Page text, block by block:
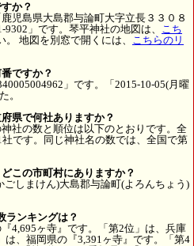
か？
児島県大島郡与論町大字立長３３０８
」です。琴平神社の地図は、 こち
。 地図を別窓で開くには、 こちらのリ
ですか？
」です。「2015-10-05(月曜
。
県で何社ありますか？
社の数と順位は以下のとおりです。全
です。同じ神社名の数では、全国で第
この市町村にありますか？
ごしまけん)大島郡与論町(よろんちょう)
ランキングは？
4,695ヶ寺』です。「第2位」は、兵庫
は、福岡県の『3,391ヶ寺』です。「第4